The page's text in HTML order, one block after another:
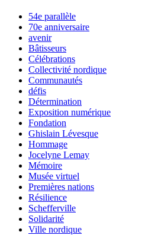
54e parallèle
70e anniversaire
avenir
Bâtisseurs
Célébrations
Collectivité nordique
Communautés
défis
Détermination
Exposition numérique
Fondation
Ghislain Lévesque
Hommage
Jocelyne Lemay
Mémoire
Musée virtuel
Premières nations
Résilience
Schefferville
Solidarité
Ville nordique